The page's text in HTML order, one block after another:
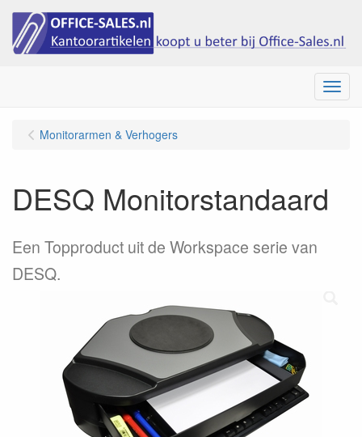
Menu
Monitorarmen & Verhogers
DESQ Monitorstandaard
Een Topproduct uit de Workspace serie van
DESQ.